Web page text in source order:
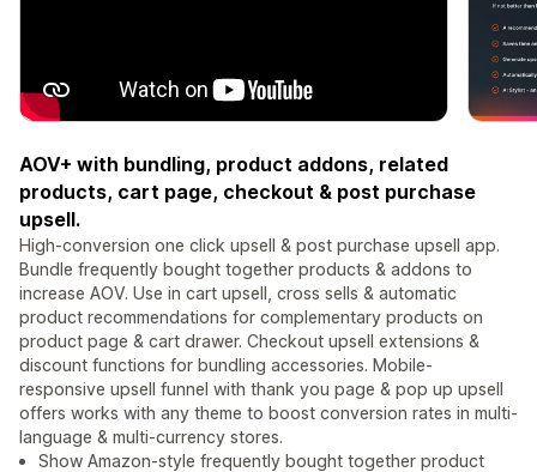
AOV+ with bundling, product addons, related
products, cart page, checkout & post purchase
upsell.
High-conversion one click upsell & post purchase upsell app.
Bundle frequently bought together products & addons to
increase AOV. Use in cart upsell, cross sells & automatic
product recommendations for complementary products on
product page & cart drawer. Checkout upsell extensions &
discount functions for bundling accessories. Mobile-
responsive upsell funnel with thank you page & pop up upsell
offers works with any theme to boost conversion rates in multi-
language & multi-currency stores.
Show Amazon-style frequently bought together product